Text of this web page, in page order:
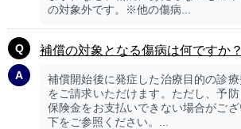
の対象外です。※他の傷病...
補償の対象となる傷病は何ですか？
補償開始後に発症した治療目的の診
をご請求いただけます。ただし、予防
保険金をお支払いできない場合がご
下をご参照ください。...